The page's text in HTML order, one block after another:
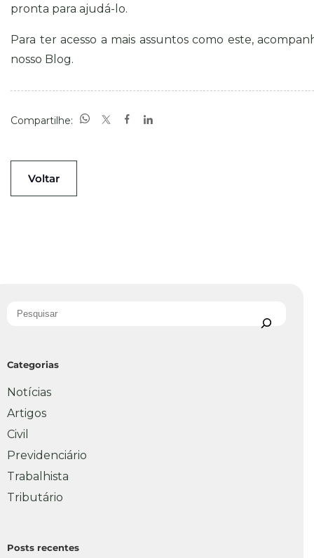
pronta para ajudá-lo.
Para ter acesso a mais assuntos como este,
nosso Blog.
Compartilhe:
Voltar
Categorias
Notícias
Artigos
Civil
Previdenciário
Trabalhista
Tributário
Posts recentes